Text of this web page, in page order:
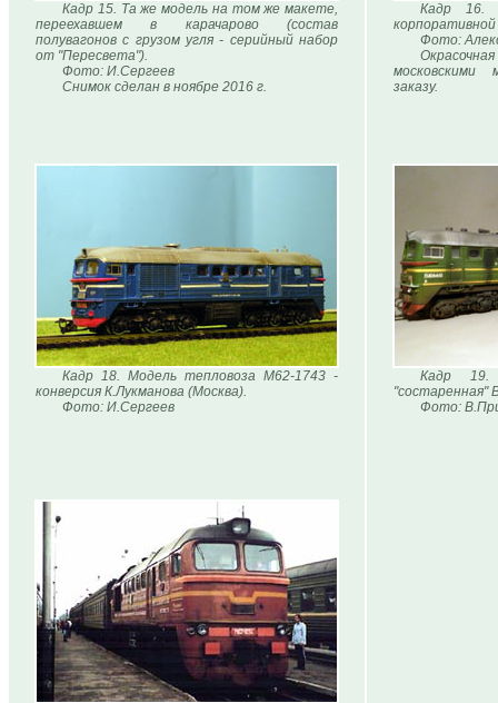
Кадр 15. Та же модель на том же макете,
переехавшем в карачарово (состав
полувагонов с грузом угля - серийный набор
от "Пересвета").
Фото: И.Сергеев
Снимок сделан в ноябре 2016 г.
Кадр 16.
Фото:
московскими
заказу.
Кадр 18. Модель тепловоза М62-1743 -
конверсия К.Лукманова (Москва).
Фото: И.Сергеев
Кадр 19.
"состаренная"
Фото: